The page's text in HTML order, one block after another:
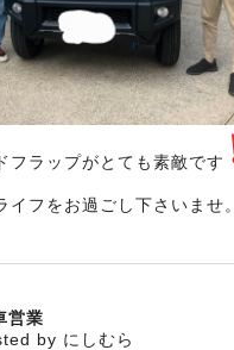
フラップがとても素敵です
イフをお過ごし下さいませ。
営業
by にしむら